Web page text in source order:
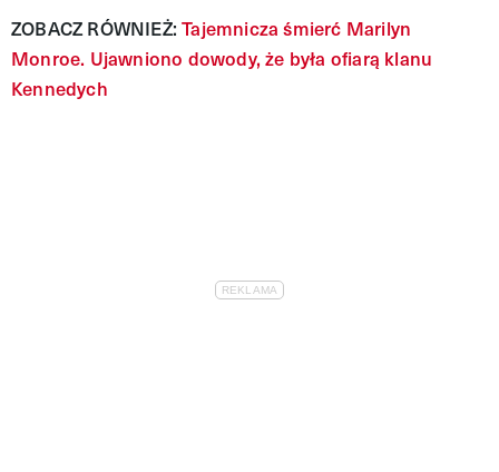
ZOBACZ RÓWNIEŻ:Tajemnicza śmierć Marilyn
Monroe. Ujawniono dowody, że była ofiarą klanu
Kennedych